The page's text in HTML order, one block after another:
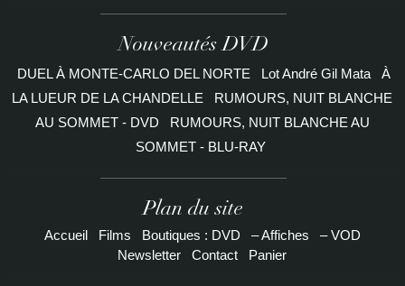
Nouveautés DVD
DUEL À MONTE-CARLO DEL NORTE Lot André Gil Mata
À
LA LUEUR DE LA CHANDELLE
RUMOURS, NUIT BLANCHE
AU SOMMET - DVD
RUMOURS, NUIT BLANCHE AU
SOMMET - BLU-RAY
Plan du site
Accueil Films Boutiques : DVD – Affiches
– VOD
Newsletter
Contact Panier